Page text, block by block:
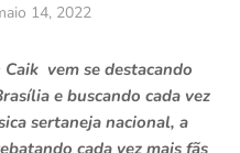
14, 2022
vem se destacando
e buscando cada vez
sertaneja nacional, a